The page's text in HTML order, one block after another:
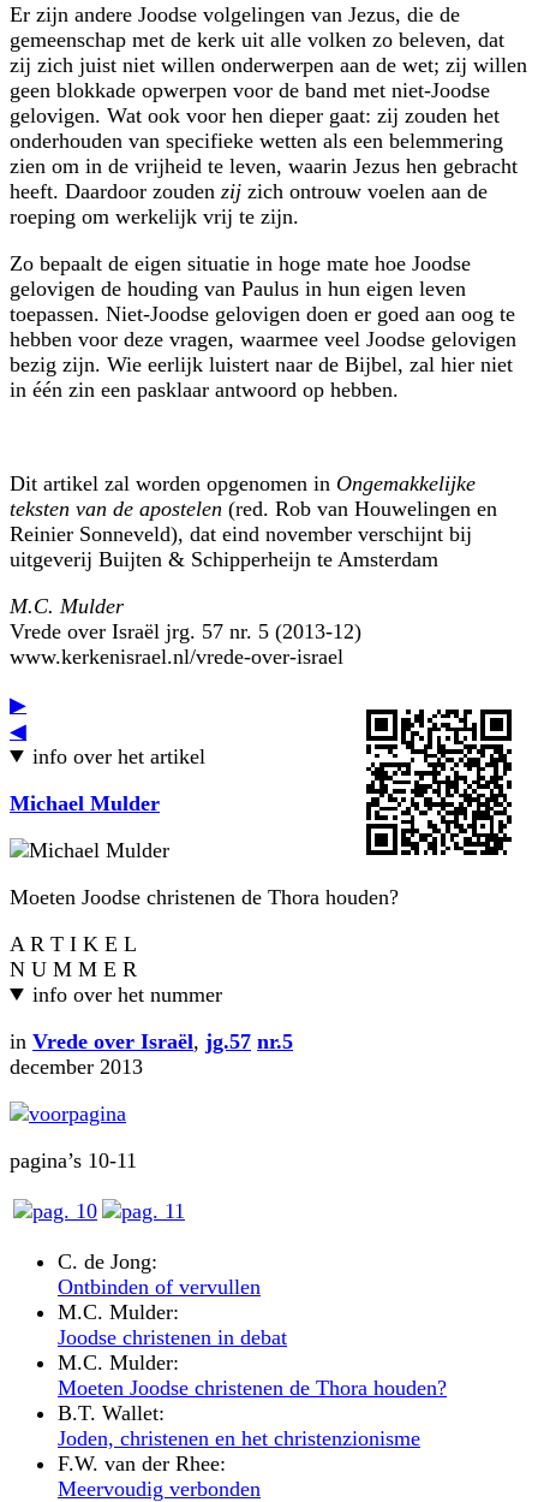
Er zijn andere Joodse volgelingen van Jezus, die de
gemeenschap met de kerk uit alle volken zo beleven, dat
zij zich juist niet willen onderwerpen aan de wet; zij willen
geen blokkade opwerpen voor de band met niet-Joodse
gelovigen. Wat ook voor hen dieper gaat: zij zouden het
onderhouden van specifieke wetten als een belemmering
zien om in de vrijheid te leven, waarin Jezus hen gebracht
heeft. Daardoor zouden zij zich ontrouw voelen aan de
roeping om werkelijk vrij te zijn.
Zo bepaalt de eigen situatie in hoge mate hoe Joodse
gelovigen de houding van Paulus in hun eigen leven
toepassen. Niet-Joodse gelovigen doen er goed aan oog te
hebben voor deze vragen, waarmee veel Joodse gelovigen
bezig zijn. Wie eerlijk luistert naar de Bijbel, zal hier niet
in één zin een pasklaar antwoord op hebben.
Dit artikel zal worden opgenomen in Ongemakkelijke
teksten van de apostelen (red. Rob van Houwelingen en
Reinier Sonneveld), dat eind november verschijnt bij
uitgeverij Buijten & Schipperheijn te Amsterdam
M.C. Mulder
Vrede over Israël jrg. 57 nr. 5 (2013-12)
www.kerkenisrael.nl/vrede-over-israel
▶
◀
info over het artikel
Michael Mulder
Moeten Joodse christenen de Thora houden?
A R T I K E L
N U M M E R
info over het nummer
in Vrede over Israël, jg.57 nr.5
december 2013
pagina’s 10-11
C. de Jong:
Ontbinden of vervullen
M.C. Mulder:
Joodse christenen in debat
M.C. Mulder:
Moeten Joodse christenen de Thora houden?
B.T. Wallet:
Joden, christenen en het christenzionisme
F.W. van der Rhee:
Meervoudig verbonden